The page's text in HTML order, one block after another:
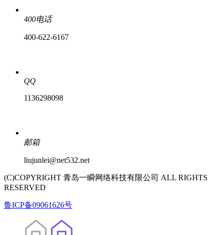
400电话
400-622-6167
QQ
1136298098
邮箱
liujunlei@net532.net
(C)COPYRIGHT 青岛一瞬网络科技有限公司 ALL RIGHTS
RESERVED
鲁ICP备09061626号